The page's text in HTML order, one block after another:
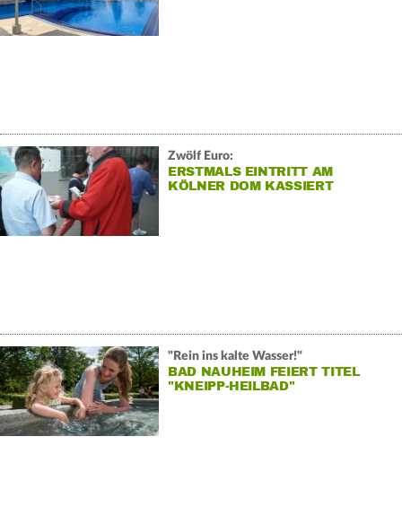
Zwölf Euro:
ERSTMALS EINTRITT AM
KÖLNER DOM KASSIERT
"Rein ins kalte Wasser!"
BAD NAUHEIM FEIERT TITEL
"KNEIPP-HEILBAD"